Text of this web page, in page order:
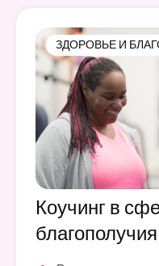
ЗДОРОВЬЕ И
Коучинг в
благополучия